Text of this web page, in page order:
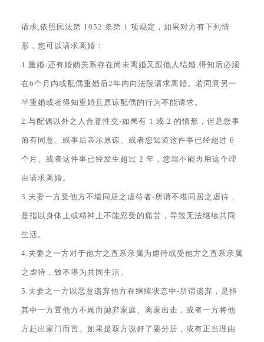
请求,依照民法第 1052 条第 1 项规定，如果对方有下列情
形，您可以请求离婚：
1.重婚-还有婚姻关系存在尚未离婚又跟他人结婚,得知后必须
在6个月内或配偶重婚后2年内向法院请求离婚。若同意另一
半重婚或者得知重婚且原谅配偶的行为不能请求。
2.与配偶以外之人合意性交-如果有 1 或 2 的情形，但是您事
前有同意、或事后表示原谅、或者您知道这件事已经超过 6
个月、或者这件事已经发生超过 2 年，您就不能再用这个理
由请求离婚。
3.夫妻一方受他方不堪同居之虐待者-所谓不堪同居之虐待，
是指以身体上或精神上不能忍受的痛苦，导致无法继续共同
生活。
4.夫妻之一方对于他方之直系亲属为虐待或受他方之直系亲属
之虐待，致不堪为共同生活。
5.夫妻之一方以恶意遗弃他方在继续状态中-所谓遗弃，是指
其中一方置他方不顾而抛弃家庭、离家出走，或者一方将他
方赶出家门而言。如果是双方说好了要分居，或有正当理由